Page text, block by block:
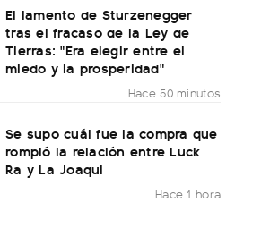
El lamento de Sturzenegger
tras el fracaso de la Ley de
Tierras: "Era elegir entre el
miedo y la prosperidad"
Hace 50 minutos
Se supo cuál fue la compra que
rompió la relación entre Luck
Ra y La Joaqui
Hace 1 hora